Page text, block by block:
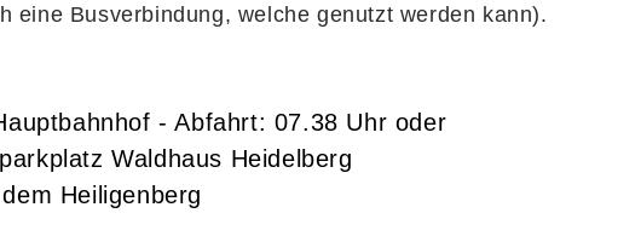
eine Busverbindung, welche genutzt werden kann).
- Abfahrt: 07.38 Uhr oder
Waldhaus Heidelberg
Heiligenberg